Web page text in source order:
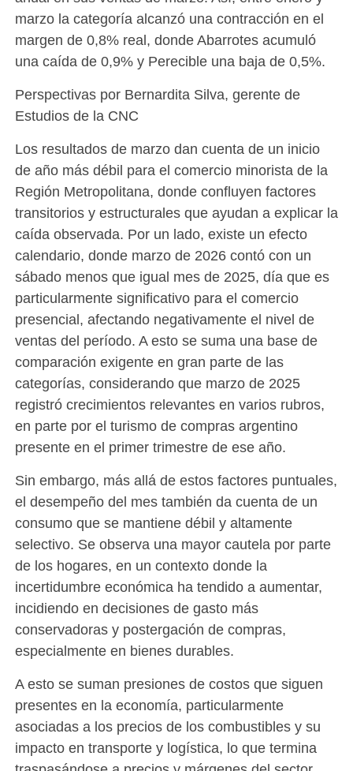
marzo la categoría alcanzó una contracción en el
margen de 0,8% real, donde Abarrotes acumuló
una caída de 0,9% y Perecible una baja de 0,5%.
Perspectivas por Bernardita Silva, gerente de
Estudios de la CNC
Los resultados de marzo dan cuenta de un inicio
de año más débil para el comercio minorista de la
Región Metropolitana, donde confluyen factores
transitorios y estructurales que ayudan a explicar la
caída observada. Por un lado, existe un efecto
calendario, donde marzo de 2026 contó con un
sábado menos que igual mes de 2025, día que es
particularmente significativo para el comercio
presencial, afectando negativamente el nivel de
ventas del período. A esto se suma una base de
comparación exigente en gran parte de las
categorías, considerando que marzo de 2025
registró crecimientos relevantes en varios rubros,
en parte por el turismo de compras argentino
presente en el primer trimestre de ese año.
Sin embargo, más allá de estos factores puntuales,
el desempeño del mes también da cuenta de un
consumo que se mantiene débil y altamente
selectivo. Se observa una mayor cautela por parte
de los hogares, en un contexto donde la
incertidumbre económica ha tendido a aumentar,
incidiendo en decisiones de gasto más
conservadoras y postergación de compras,
especialmente en bienes durables.
A esto se suman presiones de costos que siguen
presentes en la economía, particularmente
asociadas a los precios de los combustibles y su
impacto en transporte y logística, lo que termina